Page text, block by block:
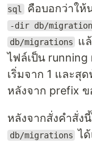
SQLite3(
SQLCipher
MySQL /
Neo4j
MongoDB
CrateDB(
Shell( todo
Google
YugabyteDB
sql คือบอกว่าให้
-dir db/
db/migrations
แ
ไฟล์เป็น running
เริ่มจาก 1 และสุด
หลังจาก prefix
หลังจากสั่งคำสั่ง
db/migrations ไ